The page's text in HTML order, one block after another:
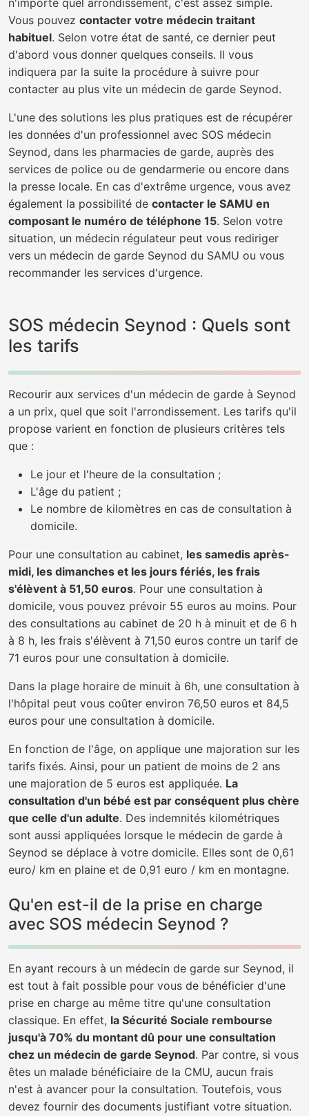
n'importe quel arrondissement, c'est assez simple.
Vous pouvez contacter votre médecin traitant
habituel. Selon votre état de santé, ce dernier peut
d'abord vous donner quelques conseils. Il vous
indiquera par la suite la procédure à suivre pour
contacter au plus vite un médecin de garde Seynod.
L'une des solutions les plus pratiques est de récupérer
les données d'un professionnel avec SOS médecin
Seynod, dans les pharmacies de garde, auprès des
services de police ou de gendarmerie ou encore dans
la presse locale. En cas d'extrême urgence, vous avez
également la possibilité de contacter le SAMU en
composant le numéro de téléphone 15. Selon votre
situation, un médecin régulateur peut vous rediriger
vers un médecin de garde Seynod du SAMU ou vous
recommander les services d'urgence.
SOS médecin Seynod : Quels sont
les tarifs
Recourir aux services d'un médecin de garde à Seynod
a un prix, quel que soit l'arrondissement. Les tarifs qu'il
propose varient en fonction de plusieurs critères tels
que :
Le jour et l'heure de la consultation ;
L'âge du patient ;
Le nombre de kilomètres en cas de consultation à
domicile.
Pour une consultation au cabinet, les samedis après-
midi, les dimanches et les jours fériés, les frais
s'élèvent à 51,50 euros. Pour une consultation à
domicile, vous pouvez prévoir 55 euros au moins. Pour
des consultations au cabinet de 20 h à minuit et de 6 h
à 8 h, les frais s'élèvent à 71,50 euros contre un tarif de
71 euros pour une consultation à domicile.
Dans la plage horaire de minuit à 6h, une consultation à
l'hôpital peut vous coûter environ 76,50 euros et 84,5
euros pour une consultation à domicile.
En fonction de l'âge, on applique une majoration sur les
tarifs fixés. Ainsi, pour un patient de moins de 2 ans
une majoration de 5 euros est appliquée. La
consultation d'un bébé est par conséquent plus chère
que celle d'un adulte. Des indemnités kilométriques
sont aussi appliquées lorsque le médecin de garde à
Seynod se déplace à votre domicile. Elles sont de 0,61
euro/ km en plaine et de 0,91 euro / km en montagne.
Qu'en est-il de la prise en charge
avec SOS médecin Seynod ?
En ayant recours à un médecin de garde sur Seynod, il
est tout à fait possible pour vous de bénéficier d'une
prise en charge au même titre qu'une consultation
classique. En effet, la Sécurité Sociale rembourse
jusqu'à 70% du montant dû pour une consultation
chez un médecin de garde Seynod. Par contre, si vous
êtes un malade bénéficiaire de la CMU, aucun frais
n'est à avancer pour la consultation. Toutefois, vous
devez fournir des documents justifiant votre situation.